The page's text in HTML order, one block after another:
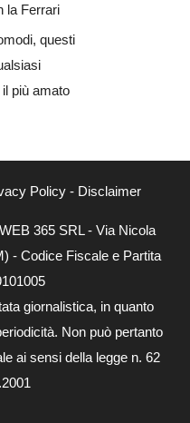
la Ferrari
questi
più amato
Policy- Disclaimer
365 SRL - Via Nicola
- Codice Fiscale e Partita
giornalistica, in quanto
Non può pertanto
ai sensi della legge n. 62